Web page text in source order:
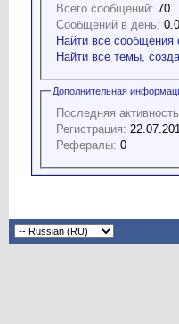
Всего сообщений: 70
Сообщений в день:
Найти все сообщения
Найти все темы,
Дополнительная
Последняя
Регистрация:
Рефералы: 0